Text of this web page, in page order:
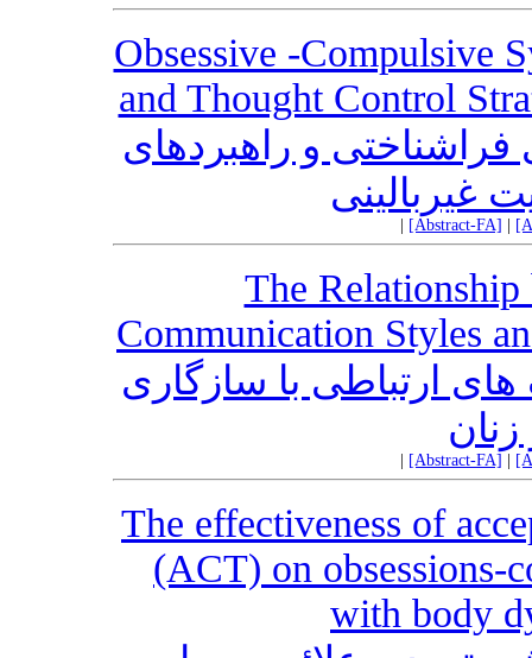
Obsessive -Compulsive
and Thought Control
فراشناختی و راهبردهای
غیربالینی
[Abstract-FA]
The
Communication Styles
ارتباطی با سازگاری
[Abstract-FA]
The effectiveness of
(ACT) on obsessions-
with body